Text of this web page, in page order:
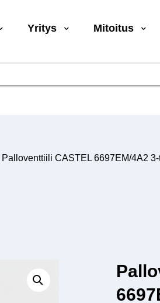
Yritys Mitoitus
Palloventtiili CASTEL 6697EM/4A2